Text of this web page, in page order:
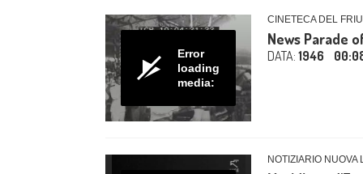
Error
loading
media:
CINETECA DEL
News Parade
DATA: 1946
NOTIZIARIO NUOVA